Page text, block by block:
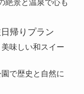
絶景と温泉で心も
帰りプラン
味しい和スイー
で歴史と自然に